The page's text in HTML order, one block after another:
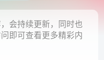
会持续更新，同时也
即可查看更多精彩内